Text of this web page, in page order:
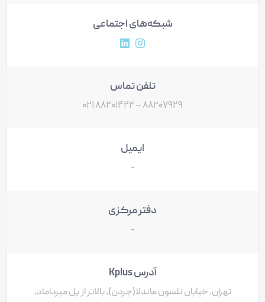
شبکه‌های اجتماعی
آدرس پروفایل اینستاگرام
آدرس پروفایل لینکداین
تلفن تماس
۸۸۲۰۷۹۲۹ – ۸۸۲۰۱۴۲۲ ۰۲۱
ایمیل
-
دفتر مرکزی
-
آدرس Kplus
تهران، خیابان نلسون ماندلا(جردن)، بالاتر از پل میرداماد،